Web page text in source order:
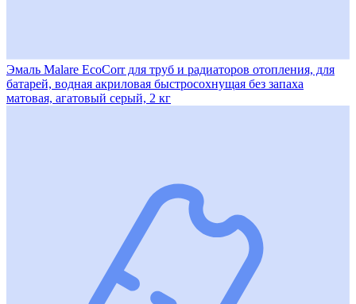
Эмаль Malare EcoCorr для труб и радиаторов отопления, для
батарей, водная акриловая быстросохнущая без запаха
матовая, агатовый серый, 2 кг